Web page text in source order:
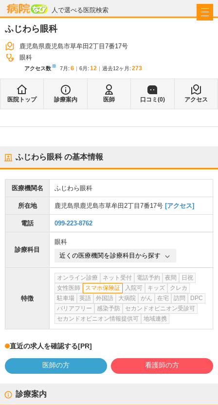
人で選べる医院検索
病院なび
ふじわら眼科
鹿児島県鹿児島市草牟田2丁目7番17号
眼科
アクセス数※ 7月 : 6 6月 : 12 過去12ヶ月: 273
医院トップ 診療案内 医師 口コミ(0) アクセス
ふじわら眼科の基本情報
医療機関名 ふじわら眼科
所在地 鹿児島県鹿児島市草牟田2丁目7番17号 [アクセス]
電話 099-223-8762
診療科目
眼科
近くの医療機関を診療科目から探す
特徴
オンライン診療 ネット受付 電話予約 夜間
日祝
女性医師
スマホ保険証 入院可 キッズ
クレカ
駐車場
英語 外国語 大病院 がん 在宅 訪問
DPC
バリアフリー
感染予防
セカンドオピニオン受診可
セカンドオピニオン情報提供可
地域連携
直近の求人を確認する[PR]
医師の方 看護師の方
診療案内